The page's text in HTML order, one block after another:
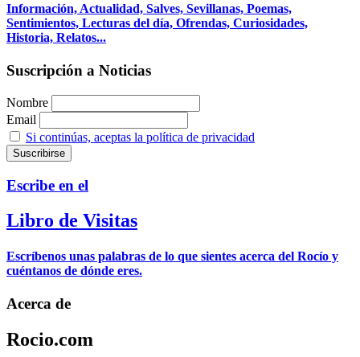
Información, Actualidad, Salves, Sevillanas, Poemas,
Sentimientos, Lecturas del día, Ofrendas, Curiosidades,
Historia, Relatos...
Suscripción a Noticias
Nombre
Email
Si continúas, aceptas la política de privacidad
Escribe en el
Libro de Visitas
Escríbenos unas palabras de lo que sientes acerca del Rocío y
cuéntanos de dónde eres.
Acerca de
Rocio.com